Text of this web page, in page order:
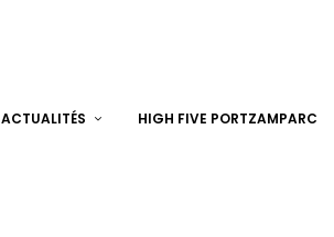
ACTUALITÉS HIGH FIVE PORTZAMPARC